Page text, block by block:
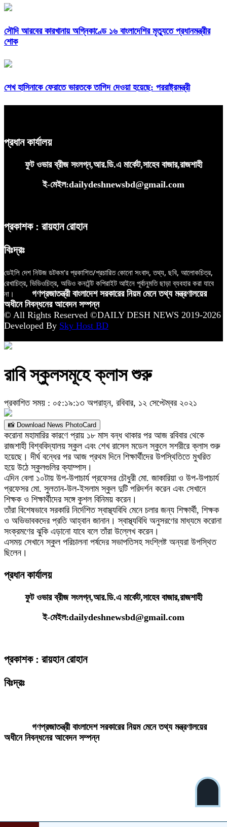
সৌদি আরবের কারখানায় অগ্নিকাণ্ডে ১৬ বাংলাদেশির মৃত্যুতে প্রধানমন্ত্রীর
শোক
শেখ হাসিনাকে ফেরাতে ভারতকে তাগিদ দেওয়া হয়েছে: পররাষ্ট্রমন্ত্রী
প্রধান কার্যালয়
ফুট ওভার ব্রীজ সংলগ্ন,আর.ডি.এ মার্কেট,সাহেব বাজার,রাজশাহী
ই-মেইল:dailydeshnewsbd@gmail.com
প্রকাশক : রায়হান রোহান
বিঃদ্রঃ
ডেইলি দেশ নিউজ ডটকম’র প্রকাশিত/প্রচারিত কোনো সংবাদ, তথ্য, ছবি, আলোকচিত্র,
রেখাচিত্র, ভিডিওচিত্র, অডিও কনটেন্ট কপিরাইট আইনে পূর্বানুমতি ছাড়া ব্যবহার করা যাবে
না।
গণপ্রজাতন্ত্রী বাংলাদেশ সরকারের নিয়ম মেনে তথ্য মন্ত্রণালয়ের
অধীনে নিবন্ধনের আবেদন সম্পন্ন
© All Rights Reserved ©DAILY DESH NEWS 2019-2026
Developed By Sky Host BD
রাবি স্কুলসমূহে ক্লাস শুরু
প্রকাশিত সময় : ০৫:১৯:১৩ অপরাহ্ন, রবিবার, ১২ সেপ্টেম্বর ২০২১
📸 Download News PhotoCard
করোনা মহামারির কারণে প্রায় ১৮ মাস বন্ধ থাকার পর আজ রবিবার থেকে
রাজশাহী বিশ্ববিদ্যালয় স্কুল এবং শেখ রাসেল মডেল স্কুলে সশরীরে ক্লাস শুরু
হয়েছে। দীর্ঘ বন্ধের পর আজ প্রথম দিনে শিক্ষার্থীদের উপস্থিতিতে মুখরিত
হয়ে উঠে স্কুলগুলির ক্যাম্পাস।
এদিন বেলা ১০টায় উপ-উপাচার্য প্রফেসর চৌধুরী মো. জাকারিয়া ও উপ-উপাচার্য
প্রফেসর মো. সুলতান-উল-ইসলাম স্কুল দুটি পরিদর্শন করেন এবং সেখানে
শিক্ষক ও শিক্ষার্থীদের সঙ্গে কুশল বিনিময় করেন।
তাঁরা বিশেষভাবে সরকারি নির্দেশিত স্বাস্থ্যবিধি মেনে চলার জন্য শিক্ষার্থী, শিক্ষক
ও অভিভাবকদের প্রতি আহ্বান জানান। স্বাস্থ্যবিধি অনুসরণের মাধ্যমে করোনা
সংক্রমণের ঝুকি এড়ানো যাবে বলে তাঁরা উল্লেখ করেন।
এসময় সেখানে স্কুল পরিচালনা পর্ষদের সভাপতিসহ সংশ্লিষ্ট অন্যরা উপস্থিত
ছিলেন।
প্রধান কার্যালয়
ফুট ওভার ব্রীজ সংলগ্ন,আর.ডি.এ মার্কেট,সাহেব বাজার,রাজশাহী
ই-মেইল:dailydeshnewsbd@gmail.com
প্রকাশক : রায়হান রোহান
বিঃদ্রঃ
গণপ্রজাতন্ত্রী বাংলাদেশ সরকারের নিয়ম মেনে তথ্য মন্ত্রণালয়ের
অধীনে নিবন্ধনের আবেদন সম্পন্ন